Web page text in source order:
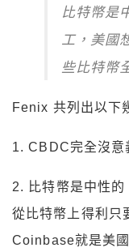
比特幣是
工，美國
些比特幣
Fenix 共列出以下
1. CBDC完全沒意
2. 比特幣是中性
從比特幣上得利只
Coinbase就是美